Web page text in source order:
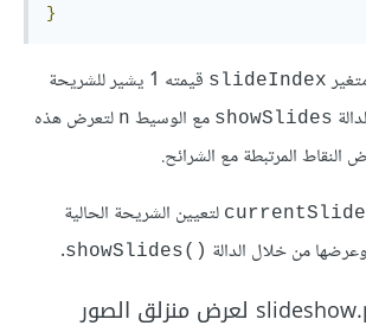
}
slideIndex
قيمته 1 يشير للشريحة
showSlides مع الوسيط n لتعرض هذه
المرتبطة مع الشرائح.
‎ لتعيين الشريحة الحالية
وعرضها من خلال الدالة showSlides()